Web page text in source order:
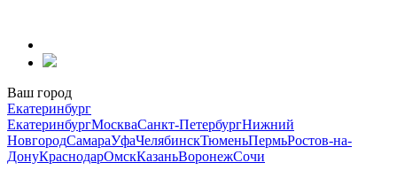
содержанию
Ваш город
Екатеринбург
ЕкатеринбургМоскваСанкт-ПетербургНижний
НовгородСамараУфаЧелябинскТюменьПермьРостов-на-
ДонуКраснодарОмскКазаньВоронежСочи